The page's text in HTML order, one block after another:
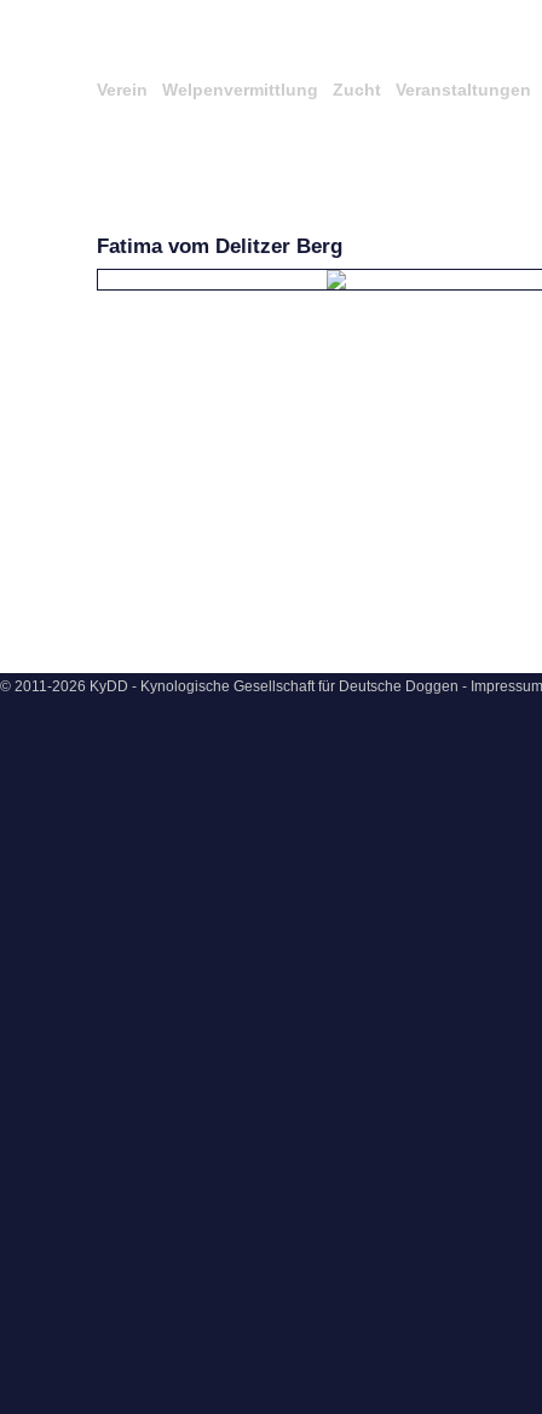
Verein Welpenvermittlung Zucht Veranstaltungen
Fatima vom Delitzer Berg
© 2011-2026 KyDD - Kynologische Gesellschaft für Deutsche Doggen - Impressum